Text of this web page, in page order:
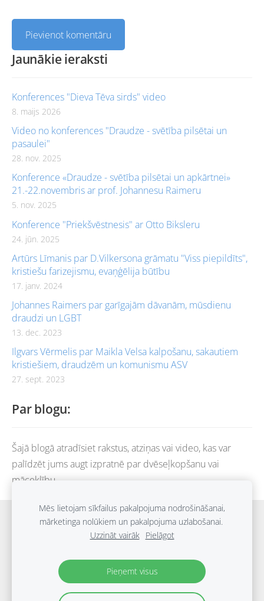
Jaunākie ieraksti
Konferences "Dieva Tēva sirds" video
8. maijs 2026
Video no konferences "Draudze - svētība pilsētai un
pasaulei"
28. nov. 2025
Konference «Draudze - svētība pilsētai un apkārtnei»
21.-22.novembris ar prof. Johannesu Raimeru
5. nov. 2025
Konference "Priekšvēstnesis" ar Otto Biksleru
24. jūn. 2025
Artūrs Līmanis par D.Vilkersona grāmatu "Viss piepildīts",
kristiešu farizejismu, evaņģēlija būtību
17. janv. 2024
Johannes Raimers par garīgajām dāvanām, mūsdienu
draudzi un LGBT
13. dec. 2023
Ilgvars Vērmelis par Maikla Velsa kalpošanu, sakautiem
kristiešiem, draudzēm un komunismu ASV
27. sept. 2023
Par blogu:
Šajā blogā atradīsiet rakstus, atziņas vai video, kas var
palīdzēt jums augt izpratnē par dvēseļkopšanu vai
māceklību.
Sākums Grāmatu katalogs Blogs
Piegāde
Privātuma politika Kontakti
Mēs lietojam sīkfailus pakalpojuma nodrošināšanai,
mārketinga nolūkiem un pakalpojuma uzlabošanai.
Uzzināt vairāk
Pielāgot
Pieņemt visus